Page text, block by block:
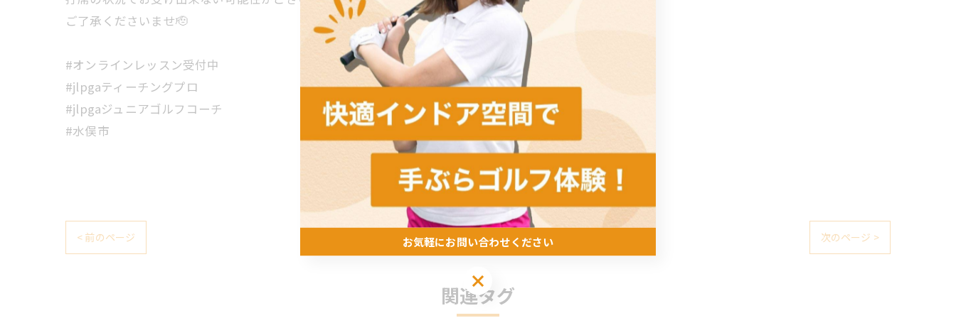
ご了承くださいませ🫡
#オンラインレッスン受付中
#jlpgaティーチングプロ
#jlpgaジュニアゴルフコーチ
#水俣市
< 前のページ 一覧に戻る 次のページ >
関連タグ
お気軽にお問い合わせください
お気軽にお問い合わせください